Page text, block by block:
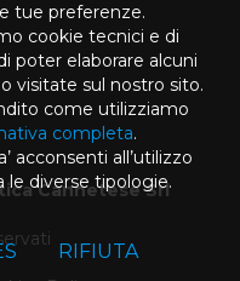
Cannetese Srl
tue preferenze.
cookie tecnici e di
poter elaborare alcuni
visitate sul nostro sito.
come utilizziamo
completa.
acconsenti all’utilizzo
le diverse tipologie.
RIFIUTA